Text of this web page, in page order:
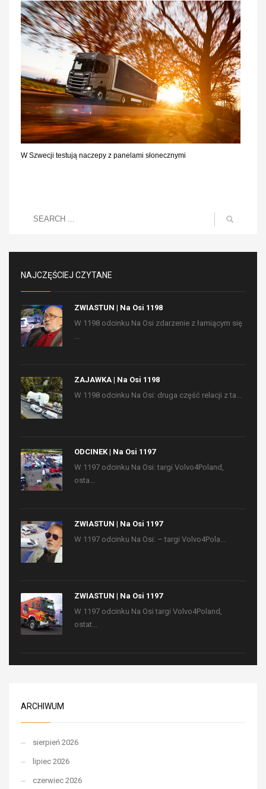
W Szwecji testują naczepy z panelami słonecznymi
NAJCZĘŚCIEJ CZYTANE
ZWIASTUN | Na Osi 1198
W 1198 odcinku Na Osi zdarzenie z łamiącym się
...
ZAJAWKA | Na Osi 1198
W 1198 odcinku Na Osi: druga część relacji z ta...
ODCINEK | Na Osi 1197
W 1197 odcinku Na Osi: targi Volvo4Poland,
osta...
ZWIASTUN | Na Osi 1197
W 1197 odcinku Na Osi: – targi Volvo4Pola...
ZWIASTUN | Na Osi 1197
W 1197 odcinku Na Osi targi Volvo4Poland,
ostat...
ARCHIWUM
sierpień 2026
lipiec 2026
czerwiec 2026